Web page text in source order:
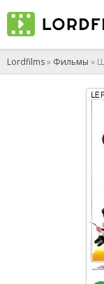
Lordfilms» Фильмы »